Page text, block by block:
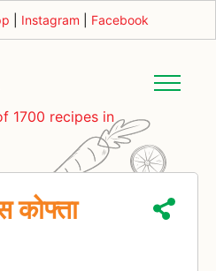
Instagram Facebook
1700 recipes in
कोफ्ता